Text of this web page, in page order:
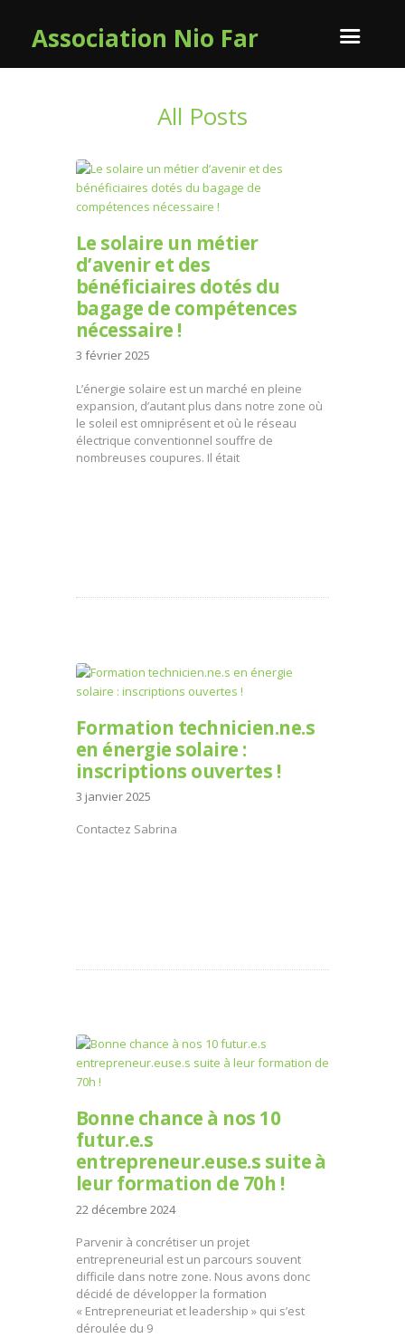
Association Nio Far
All Posts
Le solaire un métier
d’avenir et des
bénéficiaires dotés du
bagage de compétences
nécessaire !
3 février 2025
L’énergie solaire est un marché en pleine
expansion, d’autant plus dans notre zone où
le soleil est omniprésent et où le réseau
électrique conventionnel souffre de
nombreuses coupures. Il était
Formation technicien.ne.s
en énergie solaire :
inscriptions ouvertes !
3 janvier 2025
Contactez Sabrina
Bonne chance à nos 10
futur.e.s
entrepreneur.euse.s suite à
leur formation de 70h !
22 décembre 2024
Parvenir à concrétiser un projet
entrepreneurial est un parcours souvent
difficile dans notre zone. Nous avons donc
décidé de développer la formation
« Entrepreneuriat et leadership » qui s’est
déroulée du 9